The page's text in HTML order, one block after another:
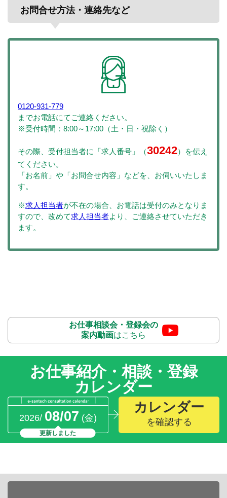
お問合せ方法・連絡先など
0120-931-779
までお電話にてご連絡ください。
※受付時間：8:00～17:00（土・日・祝除く）
その際、受付担当者に「求人番号」（30242）を伝え
てください。
「お名前」や「お問合せ内容」などを、お伺いいたしま
す。
※求人担当者が不在の場合、お電話は受付のみとなりま
すので、改めて求人担当者より、ご連絡させていただき
ます。
お仕事相談会・登録会の
案内動画はこちら
お仕事紹介・相談・登録
カレンダー
2026/ 08/07 (金)
更新しました
カレンダー
を確認する